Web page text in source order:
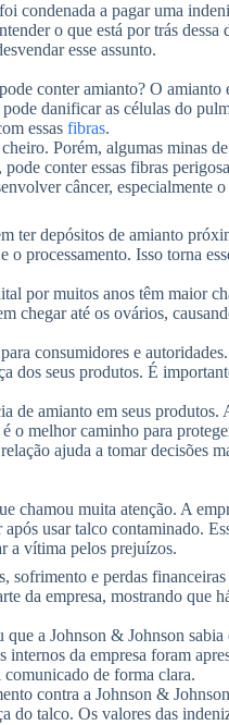
condenada a pagar uma
o que está por trás dessa
esse assunto.
conter amianto? O
danificar as células do
essas fibras.
Porém, algumas minas
conter essas fibras
câncer, especialmente
ter depósitos de amianto
processamento. Isso torna
por muitos anos têm maior
chegar até os ovários,
consumidores e
dos seus produtos. É
de amianto em seus produtos.
o melhor caminho para
ajuda a tomar decisões
chamou muita atenção. A
usar talco contaminado.
a vítima pelos prejuízos.
sofrimento e perdas
da empresa, mostrando que
a Johnson & Johnson sabia
da empresa foram
de forma clara.
contra a Johnson &
do talco. Os valores das